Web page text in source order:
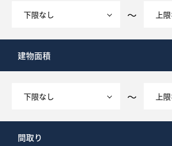
～
建物面積
～
間取り